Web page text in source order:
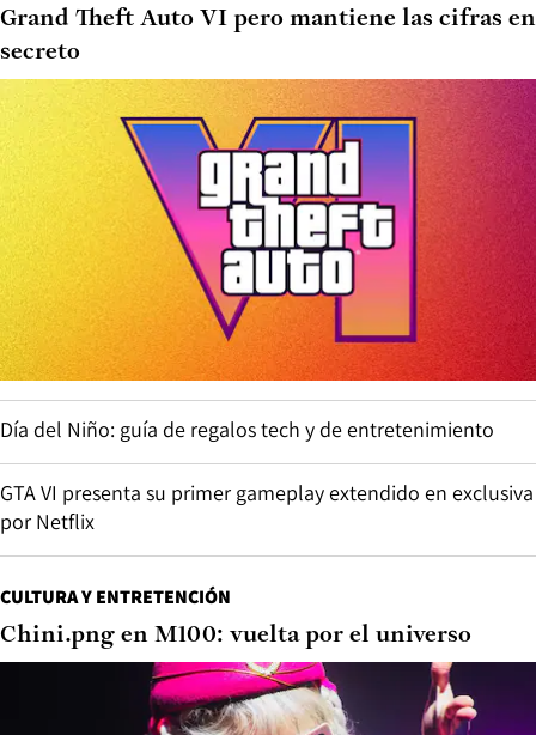
Grand Theft Auto VI pero mantiene las cifras en
secreto
Día del Niño: guía de regalos tech y de entretenimiento
GTA VI presenta su primer gameplay extendido en exclusiva
por Netflix
CULTURA Y ENTRETENCIÓN
Chini.png en M100: vuelta por el universo